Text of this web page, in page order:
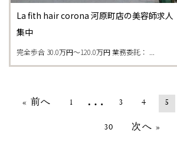
La fith hair corona 河原町店の美容師求人
集中
完全歩合 30.0万円〜120.0万円 業務委託： ...
« 前へ 1 … 3 4 5
30 次へ »